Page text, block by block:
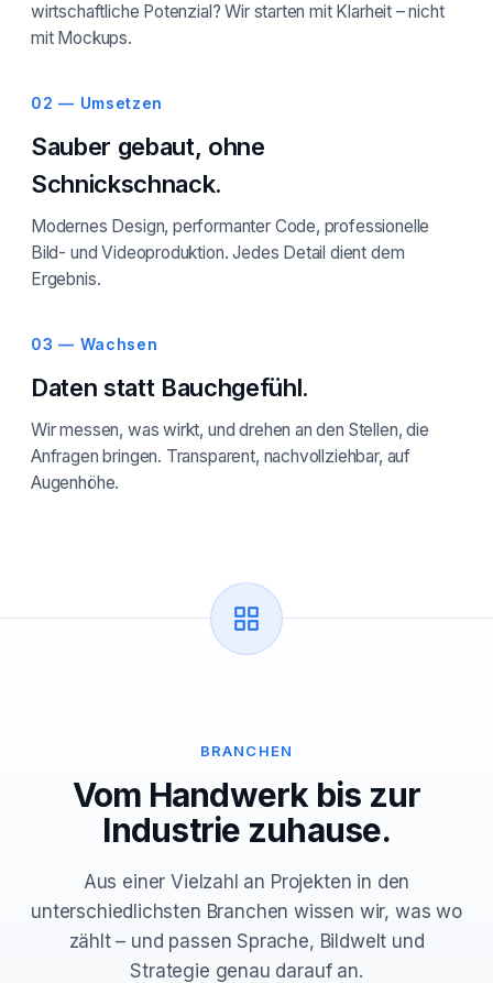
wirtschaftliche Potenzial? Wir starten mit Klarheit – nicht
mit Mockups.
02 — Umsetzen
Sauber gebaut, ohne
Schnickschnack.
Modernes Design, performanter Code, professionelle
Bild- und Videoproduktion. Jedes Detail dient dem
Ergebnis.
03 — Wachsen
Daten statt Bauchgefühl.
Wir messen, was wirkt, und drehen an den Stellen, die
Anfragen bringen. Transparent, nachvollziehbar, auf
Augenhöhe.
BRANCHEN
Vom Handwerk bis zur
Industrie zuhause.
Aus einer Vielzahl an Projekten in den
unterschiedlichsten Branchen wissen wir, was wo
zählt – und passen Sprache, Bildwelt und
Strategie genau darauf an.